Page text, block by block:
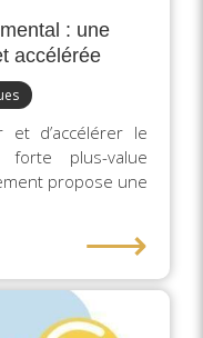
: une
accélérée
d’accélérer le
plus-value
propose une
⟶